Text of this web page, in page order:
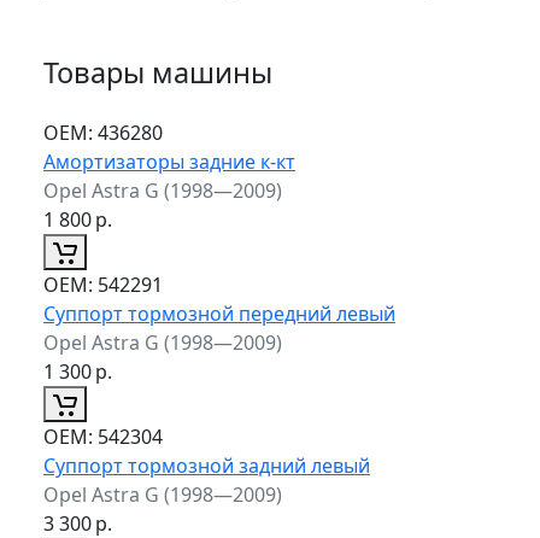
Товары машины
ОЕМ: 436280
Амортизаторы задние к-кт
Opel Astra G (1998—2009)
1 800р.
ОЕМ: 542291
Суппорт тормозной передний левый
Opel Astra G (1998—2009)
1 300р.
ОЕМ: 542304
Суппорт тормозной задний левый
Opel Astra G (1998—2009)
3 300р.